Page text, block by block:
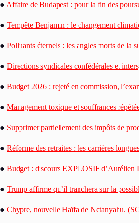
● Affaire de Budapest : pour la fin des
● Tempête Benjamin : le changement
● Polluants éternels : les angles morts de la
● Directions syndicales confédérales et
● Budget 2026 : rejeté en commission,
● Management toxique et souffrances
● Supprimer partiellement des impôts de
● Réforme des retraites : les carrières
● Budget : discours EXPLOSIF
● Trump affirme qu’il tranchera sur la
● Chypre, nouvelle Haïfa de Netanyahu.